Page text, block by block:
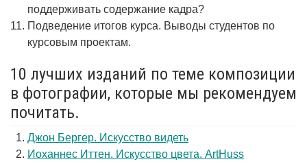
поддерживать содержание кадра?
Подведение итогов курса. Выводы студентов по
курсовым проектам.
10 лучших изданий по теме композиции
в фотографии, которые мы рекомендуем
почитать.
Джон Бергер. Искусство видеть
Иоханнес Иттен. Искусство цвета. ArtHuss